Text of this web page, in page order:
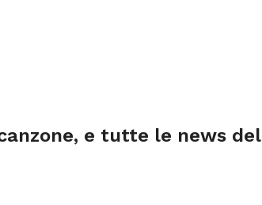
e tutte le news